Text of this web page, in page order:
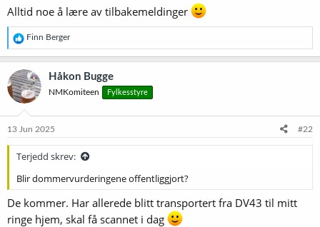
Alltid noe å lære av tilbakemeldinger
R
e
a
k
s
j
o
e
Finn Berger
Håkon Bugge
NMKomiteen Fylkesstyre
13 Jun 2025 #22
Terjedd skrev:
Blir dommervurderingene offentliggjort?
De kommer. Har allerede blitt transportert fra DV43 til mitt
ringe hjem, skal få scannet i dag